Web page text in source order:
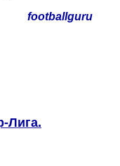
footballguru
Лига.